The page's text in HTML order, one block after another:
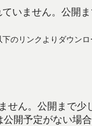
ません。公開ま
のリンクよりダウンロ
せん。公開まで少
開予定がない場合